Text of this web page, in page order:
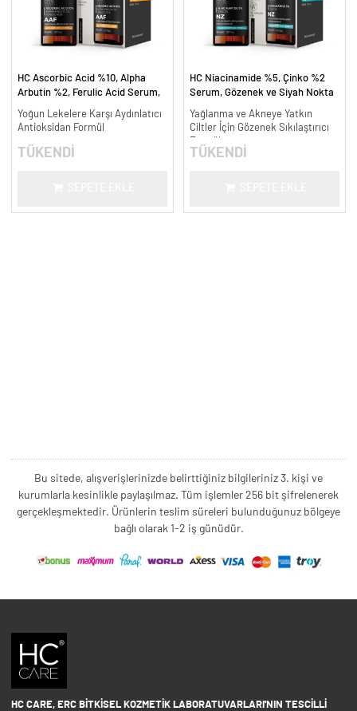
HC Ascorbic Acid %10, Alpha
Arbutin %2, Ferulic Acid Serum,
ml.
Yoğun Lekelere Karşı Aydınlatıcı
Antioksidan Formül
TÜKENDİ
HC Niacinamide %5, Çinko %2
Serum, Gözenek ve Siyah Nokta
30 ml.
Yağlanma ve Akneye Yatkın
Ciltler İçin Gözenek Sıkılaştırıcı
TÜKENDİ
Bu sitede, alışverişlerinizde belirttiğiniz bilgileriniz 3. kişi ve
kurumlarla kesinlikle paylaşılmaz. Tüm işlemler 256 bit şifrelenerek
gerçekleşmektedir. Ürünlerin teslim süreleri bulunduğunuz bölgeye
bağlı olarak 1-2 iş günüdür.
HC CARE, ERC BITKISEL KOZMETIK LABORATUVARLARI'NIN TESCILLI